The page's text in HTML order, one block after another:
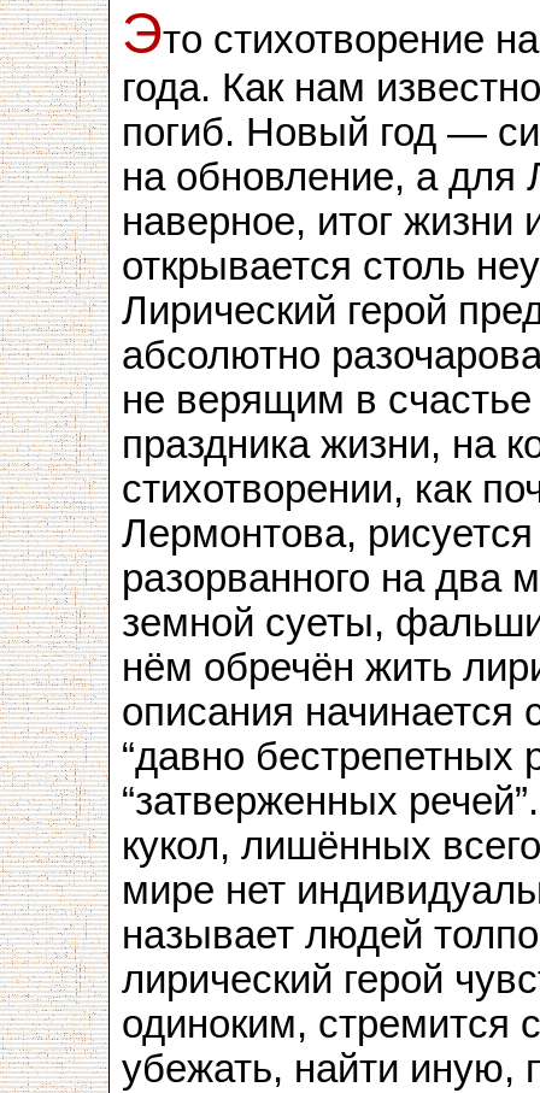
Это стихотворение
года. Как нам
погиб. Новый год —
на обновление, а
наверное, итог жизни
открывается столь
Лирический герой
абсолютно
не верящим в
праздника жизни, на
стихотворении, как
Лермонтова,
разорванного на
земной суеты,
нём обречён жить
описания начинается
“давно бестрепетных
“затверженных
кукол, лишённых
мире нет
называет людей
лирический герой
одиноким, стремится
убежать, найти иную,